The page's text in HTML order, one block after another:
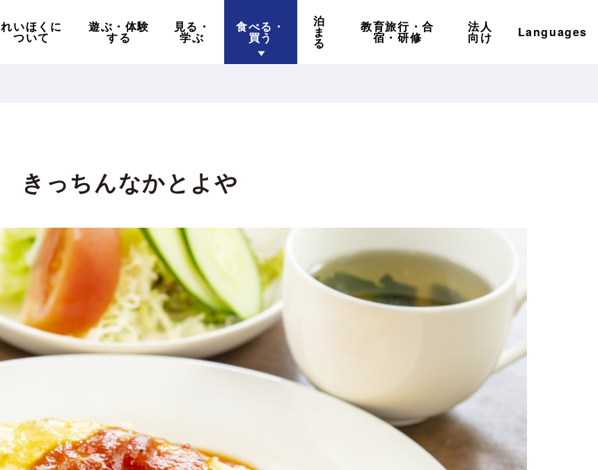
れいほくに
ついて
遊ぶ・体験
する
見る・
学ぶ
食べる・
買う
泊
ま
る
教育旅行・合
宿・研修
法人
向け Languages
きっちんなかとよや